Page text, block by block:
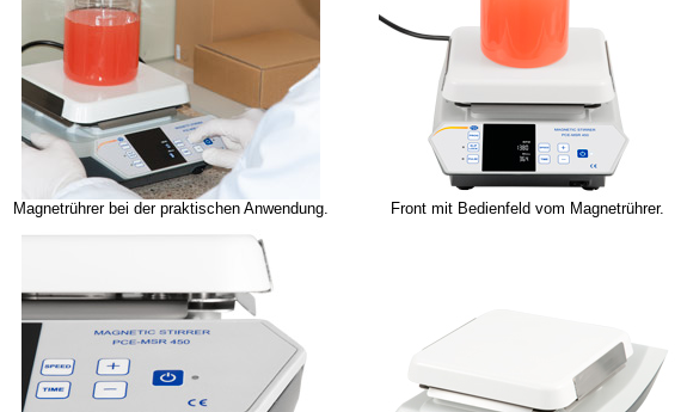
Magnetrührer bei der praktischen Anwendung. Front mit Bedienfeld vom Magnetrührer.